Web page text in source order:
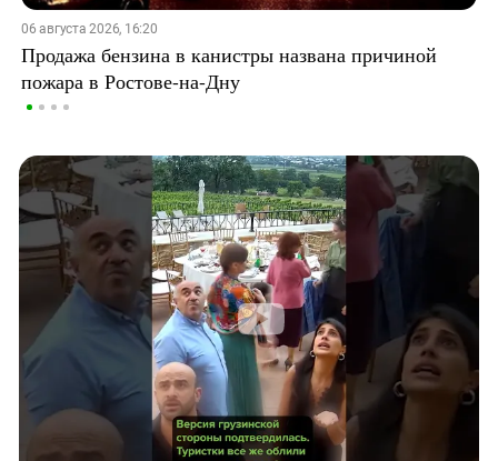
06 августа 2026, 16:20
Продажа бензина в канистры названа причиной
пожара в Ростове-на-Дну